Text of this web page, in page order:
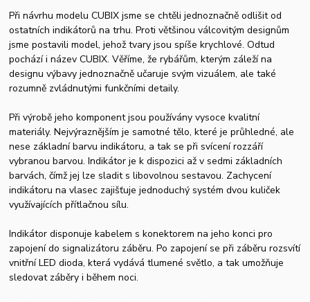
Při návrhu modelu CUBIX jsme se chtěli jednoznačně odlišit od
ostatních indikátorů na trhu. Proti většinou válcovitým designům
jsme postavili model, jehož tvary jsou spíše krychlové. Odtud
pochází i název CUBIX. Věříme, že rybářům, kterým záleží na
designu výbavy jednoznačně učaruje svým vizuálem, ale také
rozumně zvládnutými funkčními detaily.
Při výrobě jeho komponent jsou používány vysoce kvalitní
materiály. Nejvýraznějším je samotné tělo, které je průhledné, ale
nese základní barvu indikátoru, a tak se při svícení rozzáří
vybranou barvou. Indikátor je k dispozici až v sedmi základních
barvách, čímž jej lze sladit s libovolnou sestavou. Zachycení
indikátoru na vlasec zajišťuje jednoduchý systém dvou kuliček
využívajících přítlačnou sílu.
Indikátor disponuje kabelem s konektorem na jeho konci pro
zapojení do signalizátoru záběru. Po zapojení se při záběru rozsvítí
vnitřní LED dioda, která vydává tlumené světlo, a tak umožňuje
sledovat záběry i během noci.